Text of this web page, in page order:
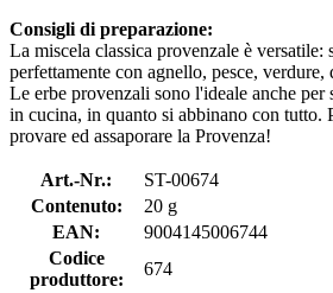
Consigli di preparazione:
La miscela classica provenzale è versatile:
perfettamente con agnello, pesce,
Le erbe provenzali sono l'ideale anche per
in cucina, in quanto si abbinano con tutto.
provare ed assaporare la Provenza!
Art.-Nr.:
ST-00674
Contenuto:
20 g
EAN:
9004145006744
Codice
produttore:
674